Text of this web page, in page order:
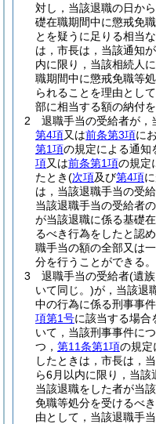
対し，当該退職の日か
礎在職期間中に懲戒免
とを疑うに足りる相当
は，市長は，当該通知
内に限り，当該相続人
職期間中に懲戒免職等
られることを理由とし
部に相当する額の納付
2
退職手当の受給者が，
第4項又は前条第3項に
第1項の規定による通知
項又は前条第1項の規定
たとき(次項及び第4項
は，当該退職手当の受
当該退職手当の受給者
が当該退職に係る基礎
るべき行為をしたと認
職手当の額の全部又は
分を行うことができる。
3
退職手当の受給者(遺
いて同じ。)が，当該退
中の行為に係る刑事事
項第1号に該当する場合
いて，当該刑事事件に
つ， 第11条第1項の規定
したときは，市長は，
ら6月以内に限り，当該
当該退職をした者が当
免職等処分を受けるべ
由として，当該退職手